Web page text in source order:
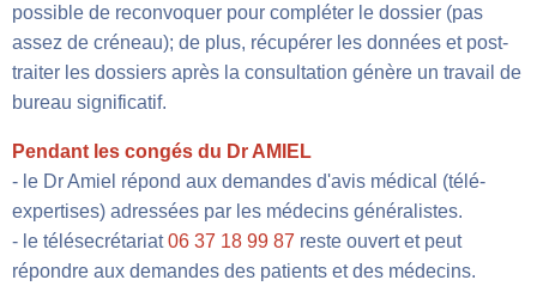
possible de reconvoquer pour compléter le dossier (pas
assez de créneau); de plus, récupérer les données et post-
traiter les dossiers après la consultation génère un travail de
bureau significatif.
Pendant les congés du Dr AMIEL
- le Dr Amiel répond aux demandes d'avis médical (télé-
expertises) adressées par les médecins généralistes.
- le télésecrétariat06 37 18 99 87 reste ouvert et peut
répondre aux demandes des patients et des médecins.